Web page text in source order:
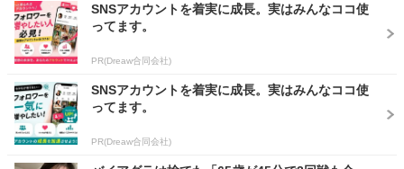
SNSアカウントを着実に成長。実はみんなココ使
ってます。
PR(Dreaw合同会社)
SNSアカウントを着実に成長。実はみんなココ使
ってます。
PR(Dreaw合同会社)